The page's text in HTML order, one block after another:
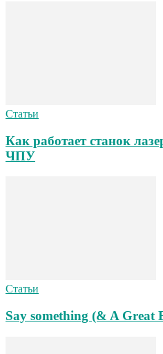
Статьи
Как работает станок
ЧПУ
Статьи
Say something (& A Great